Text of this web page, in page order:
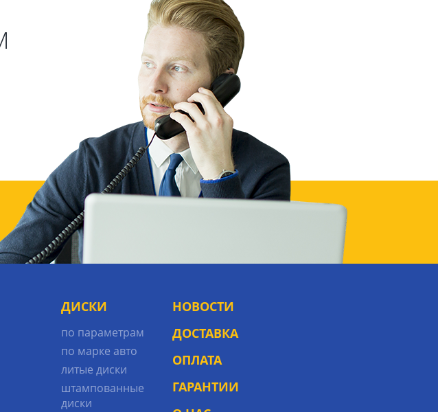
ДИСКИ
по параметрам
по марке авто
литые диски
штампованные
диски
НОВОСТИ
ДОСТАВКА
ОПЛАТА
ГАРАНТИИ